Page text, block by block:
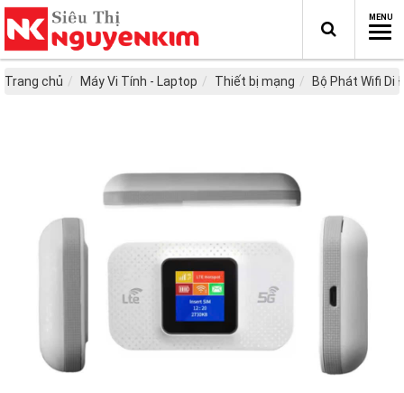
Trang chủ Máy Vi Tính - Laptop Thiết bị mạng Bộ Phát Wifi Di